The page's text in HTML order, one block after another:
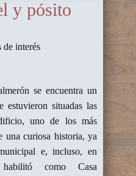
y pósito
de interés
se encuentra un
estuvieron situadas las
uno de los más
una curiosa historia, ya
e, incluso, en
como Casa